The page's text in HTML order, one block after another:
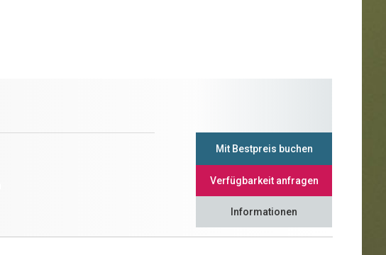
Mit Bestpreis buchen
Verfügbarkeit anfragen
Informationen